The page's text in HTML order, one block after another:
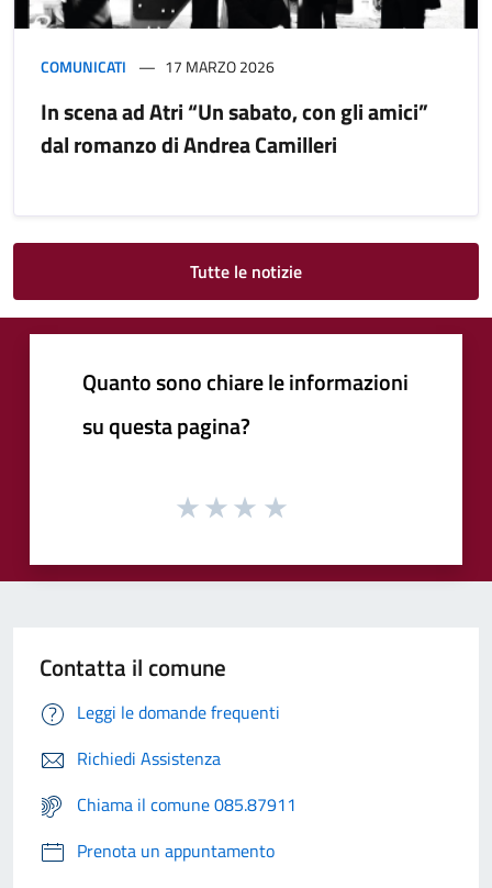
COMUNICATI 17 MARZO 2026
In scena ad Atri “Un sabato, con gli amici”
dal romanzo di Andrea Camilleri
Tutte le notizie
Quanto sono chiare le informazioni
su questa pagina?
Contatta il comune
Leggi le domande frequenti
Richiedi Assistenza
Chiama il comune 085.87911
Prenota un appuntamento